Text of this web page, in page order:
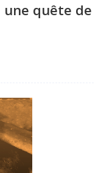
une quête de